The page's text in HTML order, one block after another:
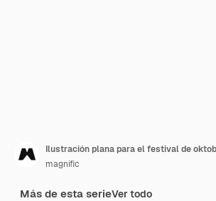
Ilustración plana para el festival de
magnific
Más de esta serieVer todo